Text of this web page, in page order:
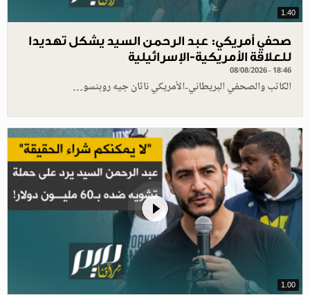
1.40
صحفي أمريكي: عبد الرحمن السيد يشكل تهديدا
للعلاقة الأمريكية-الإسرائيلية
08/08/2026 - 18:46
الكاتب والصحفي البريطاني-الأمريكي ناثان جيه روبنسو…
1.00